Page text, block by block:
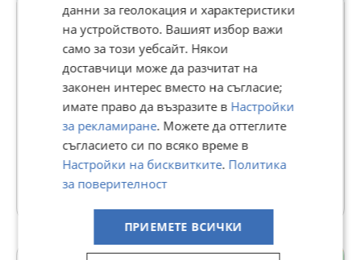
Спокойна и зелена жилищна среда;
Отличен достъп до София;
Комбинация между природа, комфорт и модерен начин
на живот.
ЛОКАЦИЯ
Комплексът се намира в близост до с. Кладница – район,
предпочитан за целогодишно живеене благодарение на
чистия въздух, спокойствието и близостта до природата.
Локацията осигурява бърз достъп до основните пътни
артерии и удобна връзка с градската среда, като
същевременно предлага усещане за уединение и живот в
хармония с природата.
Реф. 8024
БЪЛГАРИЯ СОТБИС
ИНТЕРНЕШЪНЪЛ РИЪЛТИ
В Bazar.BG от 11 септември 2013г.
Последно активен вчера в 13:21 ч.
481 Обяви
Още оферти на https://bulgariasir.imot.bg
данни за геолокация и характеристики
на устройството. Вашият избор важи
само за този уебсайт. Някои
доставчици може да разчитат на
законен интерес вместо на съгласие;
имате право да възразите в Настройки
за рекламиране. Можете да оттеглите
съгласието си по всяко време в
Настройки на бисквитките. Политика
за поверителност
ПРИЕМЕТЕ ВСИЧКИ